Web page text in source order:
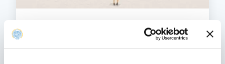
Iniziative di Public Engagement del 2025